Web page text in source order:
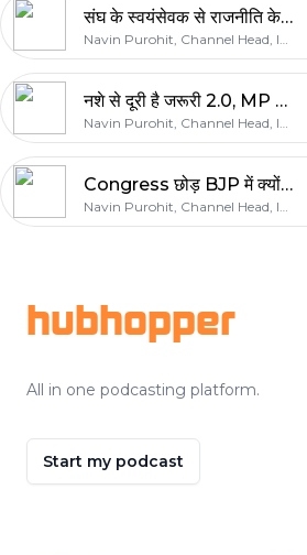
संघ के स्वयंसेवक से राजनीति के शिखर तक, संजय नगायच से बातचीत ! | The Navin Purohit Show | Podcast
Navin Purohit, Channel Head, IND24
नशे से दूरी है जरूरी 2.0, MP Police का बड़ा अभियान ! | The Navin Purohit Show | IND24 Podcast
Navin Purohit, Channel Head, IND24
Congress छोड़ BJP में क्यों आए गोविंद सिंह राजपूत? | The Navin Purohit Show | IND24 Podcast
Navin Purohit, Channel Head, IND24
hubhopper
All in one podcasting platform.
Start my podcast